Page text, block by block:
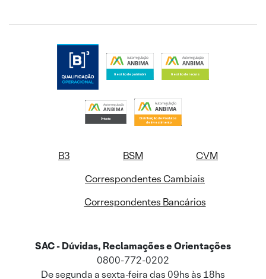
B3 BSM
CVM
Correspondentes Cambiais
Correspondentes Bancários
SAC - Dúvidas, Reclamações e Orientações
0800-772-0202
De segunda a sexta-feira das 09hs às 18hs